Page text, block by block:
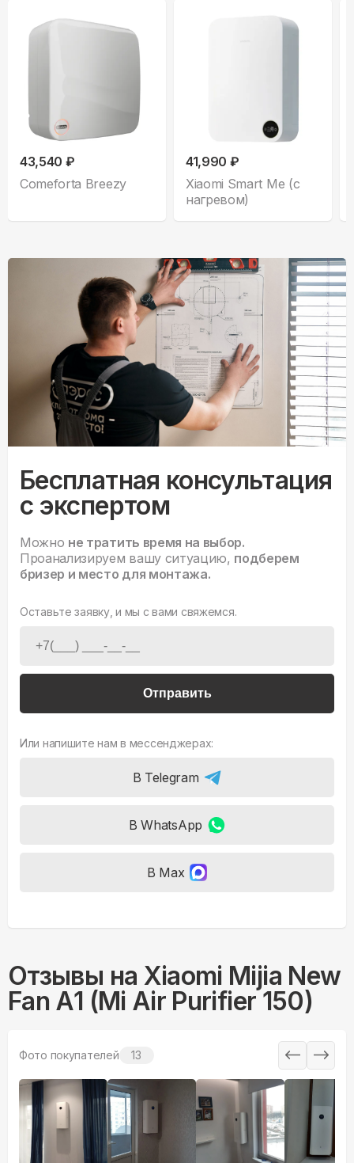
43,540 ₽
Comeforta Breezy
41,990 ₽
Xiaomi Smart Me (с
нагревом)
Бесплатная консультация
с экспертом
Можно не тратить время на выбор.
Проанализируем вашу ситуацию, подберем
бризер и место для монтажа.
Оставьте заявку, и мы с вами свяжемся.
Отправить
Или напишите нам в мессенджерах:
В Telegram
В WhatsApp
В Max
Отзывы на Xiaomi Mijia New
Fan A1 (Mi Air Purifier 150)
Фото покупателей 13